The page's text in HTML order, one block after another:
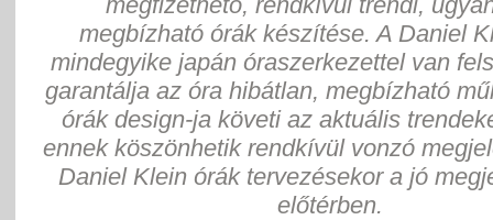
megbízható órák készítése. A Daniel
mindegyike japán óraszerkezettel van
garantálja az óra hibátlan, megbízható
órák design-ja követi az aktuális
ennek köszönhetik rendkívül vonzó
Daniel Klein órák tervezésekor a jó
előtérben.